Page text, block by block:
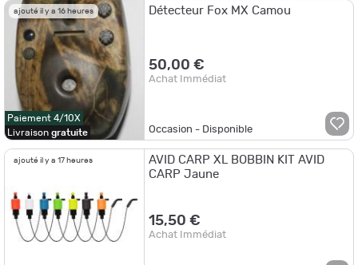
ajouté il y a 16 heures
Paiement 4/10X
Livraison gratuite
Détecteur Fox MX Camou
50,00 €
Achat Immédiat
Occasion - Disponible
ajouté il y a 17 heures
AVID CARP XL BOBBIN KIT AVID
CARP Jaune
15,50 €
Achat Immédiat